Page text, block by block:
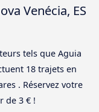
Venécia, ES
tels que Aguia
18 trajets en
. Réservez votre
de 3 € !